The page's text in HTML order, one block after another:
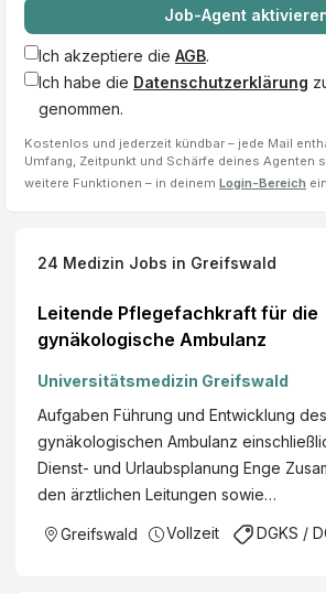
Job-Agent
Ich akzeptiere die AGB.
Ich habe die Datenschutzerklärung
genommen.
Kostenlos und jederzeit kündbar – jede Mail
Umfang, Zeitpunkt und Schärfe deines Agenten
weitere Funktionen – in deinem Login-Bereich ein.
24 Medizin Jobs in Greifswald
Leitende Pflegefachkraft für die
gynäkologische Ambulanz
Universitätsmedizin Greifswald
Aufgaben Führung und Entwicklung
gynäkologischen Ambulanz
Dienst- und Urlaubsplanung Enge
den ärztlichen Leitungen sowie…
Greifswald Vollzeit DGKS /